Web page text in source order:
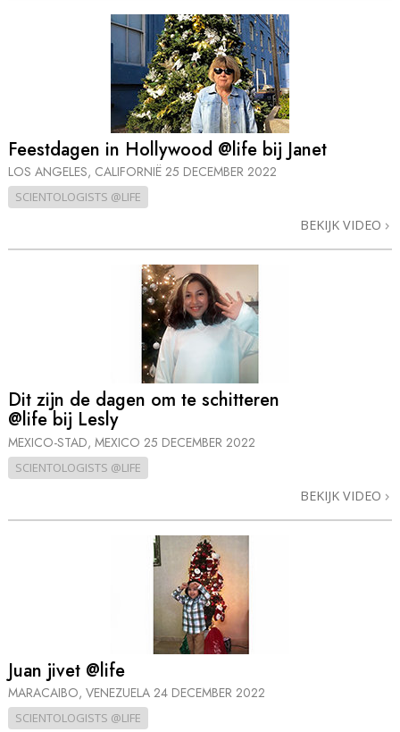
Feestdagen in Hollywood @life bij Janet
LOS ANGELES, CALIFORNIË 25 DECEMBER 2022
SCIENTOLOGISTS @LIFE
BEKIJK VIDEO
Dit zijn de dagen om te schitteren
@life bij Lesly
MEXICO-STAD, MEXICO 25 DECEMBER 2022
SCIENTOLOGISTS @LIFE
BEKIJK VIDEO
Juan jivet @life
MARACAIBO, VENEZUELA 24 DECEMBER 2022
SCIENTOLOGISTS @LIFE